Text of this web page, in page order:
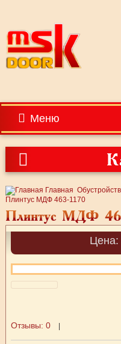
Меню
Главная
Плинтус МДФ 463-1170
Плинтус МДФ
Цена:
Отзывы: 0